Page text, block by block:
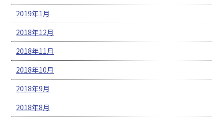
2019年1月
2018年12月
2018年11月
2018年10月
2018年9月
2018年8月